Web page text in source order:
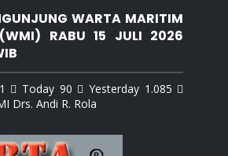
WARTA MARITIM
(WMI) RABU 15 JULI 2026
 Today 90  Yesterday 1.085 
Drs. Andi R. Rola